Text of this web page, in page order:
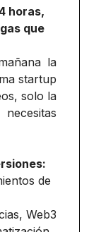
horas,
que
la
startup
solo la
de
Web3